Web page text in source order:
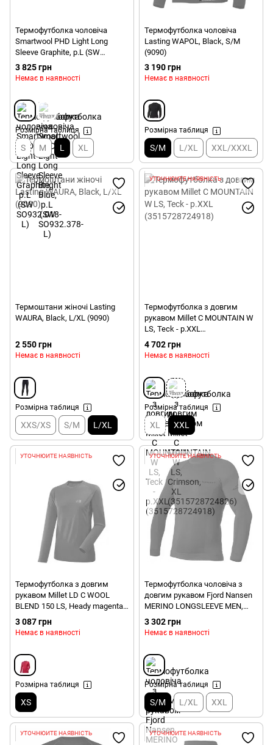
Термофутболка чоловіча
Smartwool PHD Light Long
Sleeve Graphite, р.L (SW
SO932.018-L)
3 825 грн
Немає в наявності
Розмірна таблиця
S M L XL
Термофутболка чоловіча
Lasting WAPOL, Black, S/M
(9090)
3 190 грн
Немає в наявності
Розмірна таблиця
S/M L/XL XXL/XXXL
Термоштани жіночі Lasting
WAURA, Black, L/XL (9090)
2 550 грн
Немає в наявності
Розмірна таблиця
XXS/XS S/M L/XL
УТОЧНЮЙТЕ НАЯВНІСТЬ
Термофутболка з довгим
рукавом Millet C MOUNTAIN W
LS, Teck - р.XXL
(3515728724918)
4 702 грн
Немає в наявності
Розмірна таблиця
XL XXL
УТОЧНЮЙТЕ НАЯВНІСТЬ
Термофутболка з довгим
рукавом Millet LD C WOOL
BLEND 150 LS, Heady magenta -
р.XS (3515729472245)
3 087 грн
Немає в наявності
Розмірна таблиця
XS
УТОЧНЮЙТЕ НАЯВНІСТЬ
Термофутболка чоловіча з
довгим рукавом Fjord Nansen
MERINO LONGSLEEVE MEN,
S/M, blue (5908221347230)
3 302 грн
Немає в наявності
Розмірна таблиця
S/M L/XL XXL
УТОЧНЮЙТЕ НАЯВНІСТЬ УТОЧНЮЙТЕ НАЯВНІСТЬ